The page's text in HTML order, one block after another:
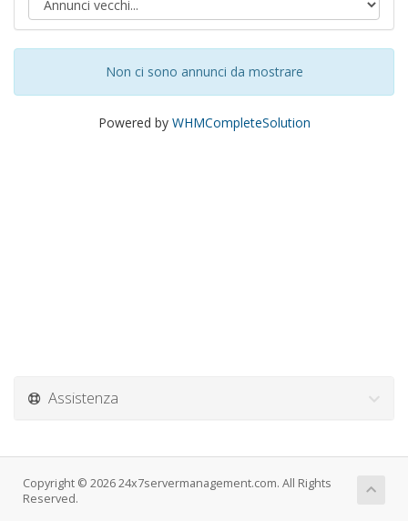
Non ci sono annunci da mostrare
Powered by WHMCompleteSolution
Assistenza
Copyright © 2026 24x7servermanagement.com. All Rights
Reserved.